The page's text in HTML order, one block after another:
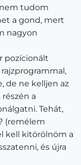
tudom
a gond, mert
nagyon
pozícionált
de ne kelljen az
a
Tehát,
(remélem
kell kitörölnöm a
és újra